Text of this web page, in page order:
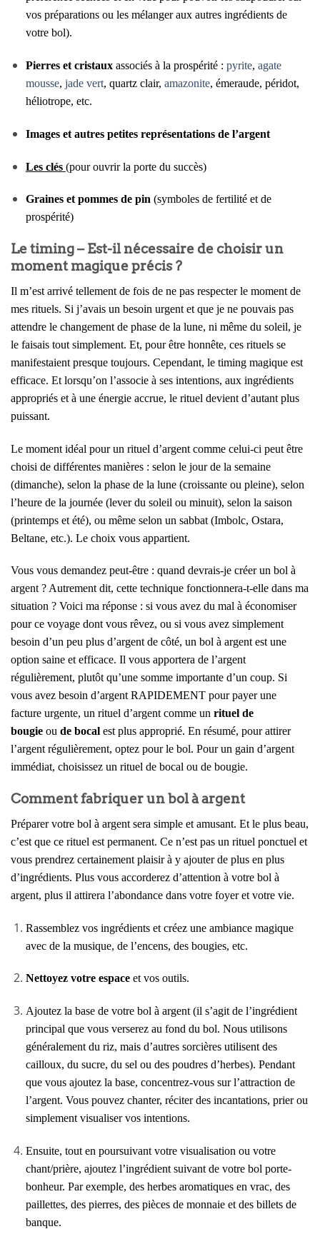
vos préparations ou les mélanger aux autres ingrédients de
votre bol).
Pierres et cristauxassociés à la prospérité : pyrite, agate
mousse, jade vert, quartz clair, amazonite, émeraude, péridot,
héliotrope, etc.
Images et autres petites représentations de l’argent
Les clés (pour ouvrir la porte du succès)
Graines et pommes de pin (symboles de fertilité et de
prospérité)
Le timing – Est-il nécessaire de choisir un
moment magique précis ?
Il m’est arrivé tellement de fois de ne pas respecter le moment de
mes rituels. Si j’avais un besoin urgent et que je ne pouvais pas
attendre le changement de phase de la lune, ni même du soleil, je
le faisais tout simplement. Et, pour être honnête, ces rituels se
manifestaient presque toujours. Cependant, le timing magique est
efficace. Et lorsqu’on l’associe à ses intentions, aux ingrédients
appropriés et à une énergie accrue, le rituel devient d’autant plus
puissant.
Le moment idéal pour un rituel d’argent comme celui-ci peut être
choisi de différentes manières : selon le jour de la semaine
(dimanche), selon la phase de la lune (croissante ou pleine), selon
l’heure de la journée (lever du soleil ou minuit), selon la saison
(printemps et été), ou même selon un sabbat (Imbolc, Ostara,
Beltane, etc.). Le choix vous appartient.
Vous vous demandez peut-être : quand devrais-je créer un bol à
argent ? Autrement dit, cette technique fonctionnera-t-elle dans ma
situation ? Voici ma réponse : si vous avez du mal à économiser
pour ce voyage dont vous rêvez, ou si vous avez simplement
besoin d’un peu plus d’argent de côté, un bol à argent est une
option saine et efficace. Il vous apportera de l’argent
régulièrement, plutôt qu’une somme importante d’un coup. Si
vous avez besoin d’argent RAPIDEMENT pour payer une
facture urgente, un rituel d’argent comme un rituel de
bougie ou de bocal est plus approprié. En résumé, pour attirer
l’argent régulièrement, optez pour le bol. Pour un gain d’argent
immédiat, choisissez un rituel de bocal ou de bougie.
Comment fabriquer un bol à argent
Préparer votre bol à argent sera simple et amusant. Et le plus beau,
c’est que ce rituel est permanent. Ce n’est pas un rituel ponctuel et
vous prendrez certainement plaisir à y ajouter de plus en plus
d’ingrédients. Plus vous accorderez d’attention à votre bol à
argent, plus il attirera l’abondance dans votre foyer et votre vie.
Rassemblez vos ingrédients et créez une ambiance magique
avec de la musique, de l’encens, des bougies, etc.
Nettoyez votre espaceet vos outils.
Ajoutez la base de votre bol à argent (il s’agit de l’ingrédient
principal que vous verserez au fond du bol. Nous utilisons
généralement du riz, mais d’autres sorcières utilisent des
cailloux, du sucre, du sel ou des poudres d’herbes). Pendant
que vous ajoutez la base, concentrez-vous sur l’attraction de
l’argent. Vous pouvez chanter, réciter des incantations, prier ou
simplement visualiser vos intentions.
Ensuite, tout en poursuivant votre visualisation ou votre
chant/prière, ajoutez l’ingrédient suivant de votre bol porte-
bonheur. Par exemple, des herbes aromatiques en vrac, des
paillettes, des pierres, des pièces de monnaie et des billets de
banque.